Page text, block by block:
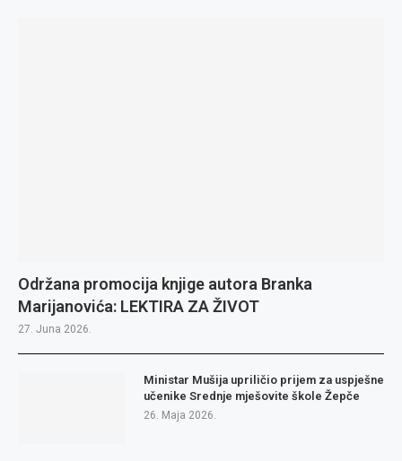
Održana promocija knjige autora Branka
Marijanovića: LEKTIRA ZA ŽIVOT
27. Juna 2026.
Ministar Mušija upriličio prijem za uspješne
učenike Srednje mješovite škole Žepče
26. Maja 2026.